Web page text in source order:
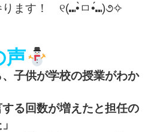
ります！ ୧(⑉•̀ㅁ•́⑉)૭✧
声
、子供が学校の授業がわか
する回数が増えたと担任の